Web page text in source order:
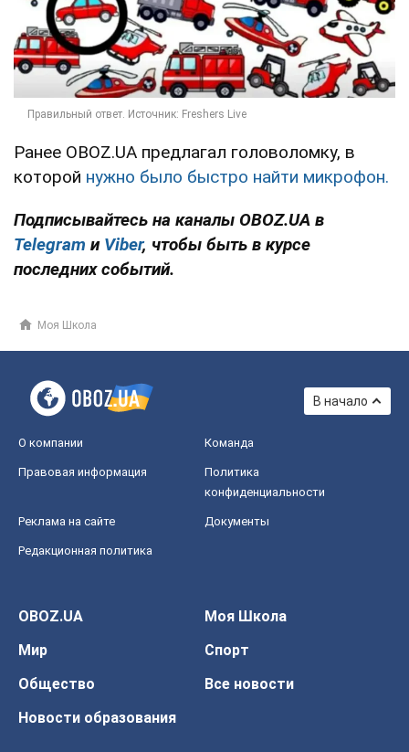
Ранее OBOZ.UA предлагал головоломку, в
которой нужно было быстро найти микрофон.
Подписывайтесь на каналы OBOZ.UA в
Telegram и Viber, чтобы быть в курсе
последних событий.
Моя Школа
В начало
О компании Команда
Правовая информация
Политика
конфиденциальности
Реклама на сайте Документы
Редакционная политика
OBOZ.UA
Моя Школа
Мир
Спорт
Общество
Все новости
Новости образования